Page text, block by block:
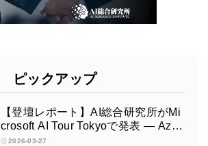
ピックアップ
【登壇レポート】AI総合研究所がMi
crosoft AI Tour Tokyoで発表 ― Azur
e OpenAI × Fabric × TeamsによるAI
2026-03-27